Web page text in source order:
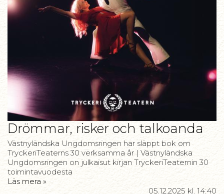
Drömmar, risker och talkoanda
Västnyländska Ungdomsringen har släppt bok om
TryckeriTeaterns 30 verksamma år | Västnyländska
Ungdomsringen on julkaisut kirjan TryckeriTeaternin 30
toimintavuodesta
Läs mera »
05.12.2025 kl. 14:40